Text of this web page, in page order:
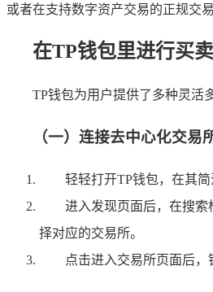
或者在支持数字资产交易的正规交
在TP钱包里进行买
TP钱包为用户提供了多种灵活
（一）连接去中心化交易
轻轻打开TP钱包，在其
进入发现页面后，在搜索
择对应的交易所。
点击进入交易所页面后